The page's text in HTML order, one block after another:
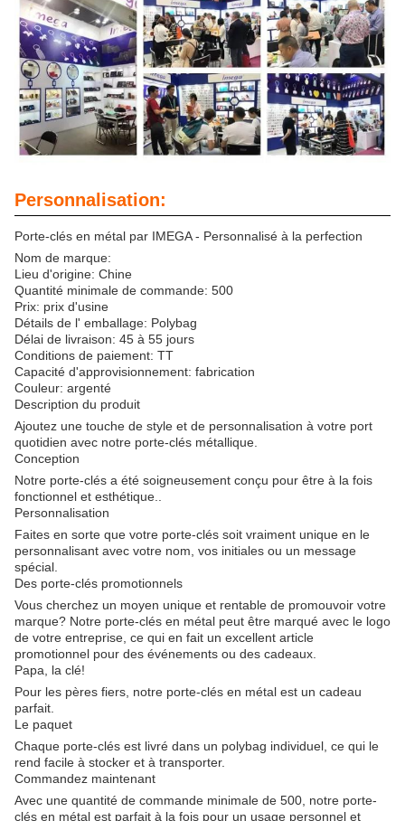
Personnalisation:
Porte-clés en métal par IMEGA - Personnalisé à la perfection
Nom de marque:
Lieu d'origine: Chine
Quantité minimale de commande: 500
Prix: prix d'usine
Détails de l' emballage: Polybag
Délai de livraison: 45 à 55 jours
Conditions de paiement: TT
Capacité d'approvisionnement: fabrication
Couleur: argenté
Description du produit
Ajoutez une touche de style et de personnalisation à votre port
quotidien avec notre porte-clés métallique.
Conception
Notre porte-clés a été soigneusement conçu pour être à la fois
fonctionnel et esthétique..
Personnalisation
Faites en sorte que votre porte-clés soit vraiment unique en le
personnalisant avec votre nom, vos initiales ou un message
spécial.
Des porte-clés promotionnels
Vous cherchez un moyen unique et rentable de promouvoir votre
marque? Notre porte-clés en métal peut être marqué avec le logo
de votre entreprise, ce qui en fait un excellent article
promotionnel pour des événements ou des cadeaux.
Papa, la clé!
Pour les pères fiers, notre porte-clés en métal est un cadeau
parfait.
Le paquet
Chaque porte-clés est livré dans un polybag individuel, ce qui le
rend facile à stocker et à transporter.
Commandez maintenant
Avec une quantité de commande minimale de 500, notre porte-
clés en métal est parfait à la fois pour un usage personnel et